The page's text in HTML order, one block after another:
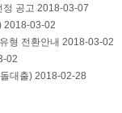
정 공고 2018-03-07
2018-03-02
형 전환안내 2018-03-02
02
대출) 2018-02-28